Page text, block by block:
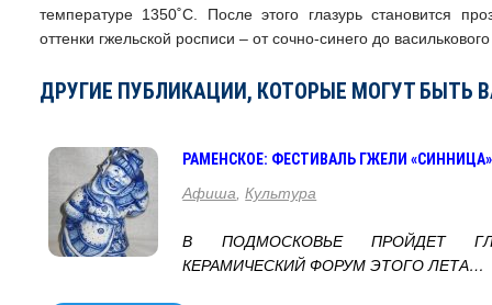
температуре 1350˚С. После этого глазурь становится
оттенки гжельской росписи – от сочно-синего до
ДРУГИЕ ПУБЛИКАЦИИ, КОТОРЫЕ МОГУТ БЫТЬ
РАМЕНСКОЕ: ФЕСТИВАЛЬ ГЖЕЛИ «СИННИЦА»
Афиша ,Культура
В ПОДМОСКОВЬЕ ПРОЙДЕТ
КЕРАМИЧЕСКИЙ ФОРУМ ЭТОГО ЛЕТА…